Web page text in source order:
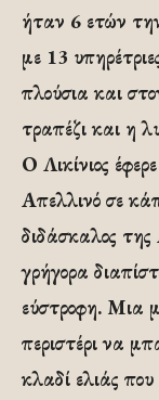
ήταν 6 ετών
με 13
πλούσια και
τραπέζι και η
Ο Λικίνιος
Απελλινό σε
διδάσκαλος
γρήγορα
εύστροφη. Μια
περιστέρι να
κλαδί ελιάς